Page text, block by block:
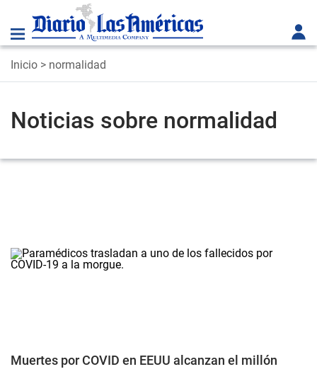
Inicio > normalidad
Noticias sobre normalidad
Muertes por COVID en EEUU alcanzan el millón